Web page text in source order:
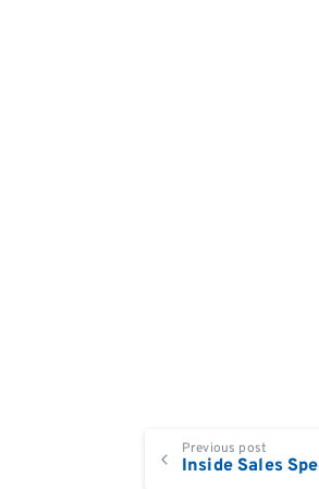
Continue
Previous post